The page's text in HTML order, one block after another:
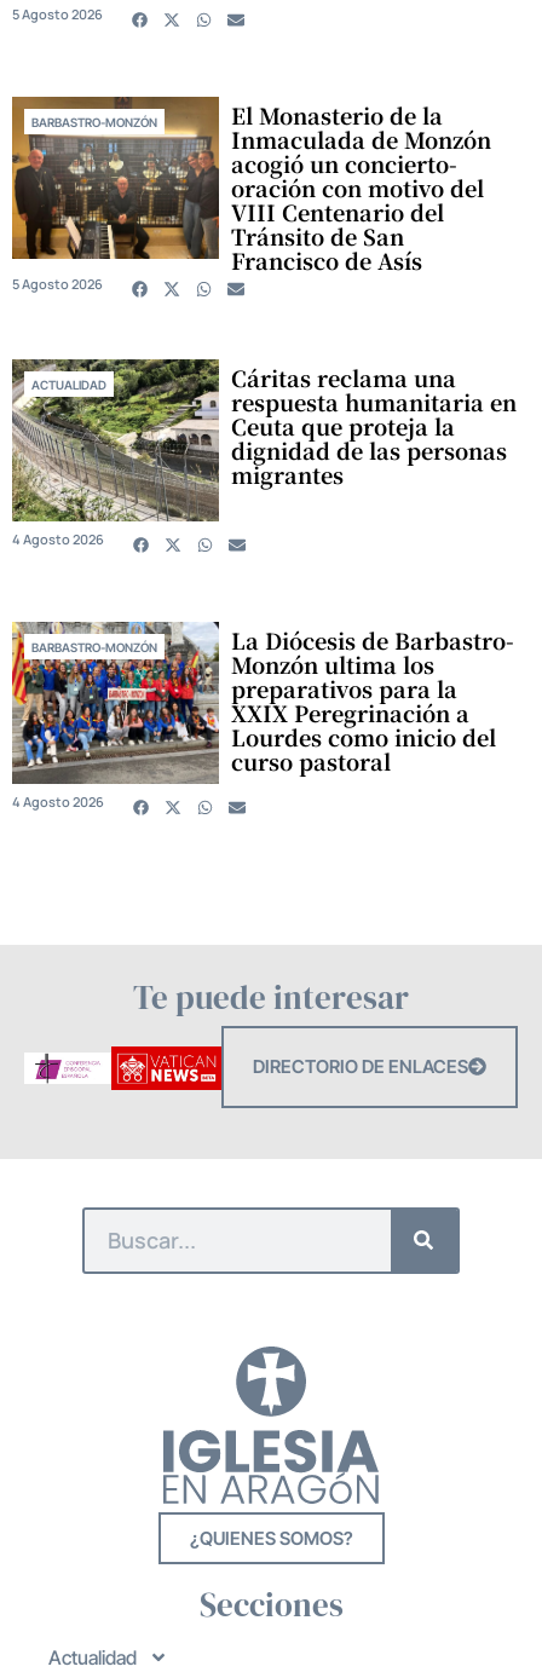
5 Agosto 2026
BARBASTRO-MONZÓN El Monasterio de la
Inmaculada de Monzón
acogió un concierto-
oración con motivo del
VIII Centenario del
Tránsito de San
Francisco de Asís
5 Agosto 2026
ACTUALIDAD Cáritas reclama una
respuesta humanitaria en
Ceuta que proteja la
dignidad de las personas
migrantes
4 Agosto 2026
BARBASTRO-MONZÓN La Diócesis de Barbastro-
Monzón ultima los
preparativos para la
XXIX Peregrinación a
Lourdes como inicio del
curso pastoral
4 Agosto 2026
Te puede interesar
DIRECTORIO DE ENLACES
¿QUIENES SOMOS?
Secciones
Actualidad